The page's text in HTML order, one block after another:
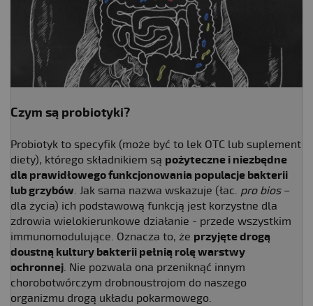
Czym są probiotyki?
Probiotyk to specyfik (może być to lek OTC lub suplement
diety), którego składnikiem są pożyteczne i niezbędne
dla prawidłowego funkcjonowania populacje bakterii
lub grzybów. Jak sama nazwa wskazuje (łac. pro bios–
dla życia) ich podstawową funkcją jest korzystne dla
zdrowia wielokierunkowe działanie - przede wszystkim
immunomodulujące. Oznacza to, że przyjęte drogą
doustną kultury bakterii pełnią rolę warstwy
ochronnej. Nie pozwala ona przeniknąć innym
chorobotwórczym drobnoustrojom do naszego
organizmu drogą układu pokarmowego.